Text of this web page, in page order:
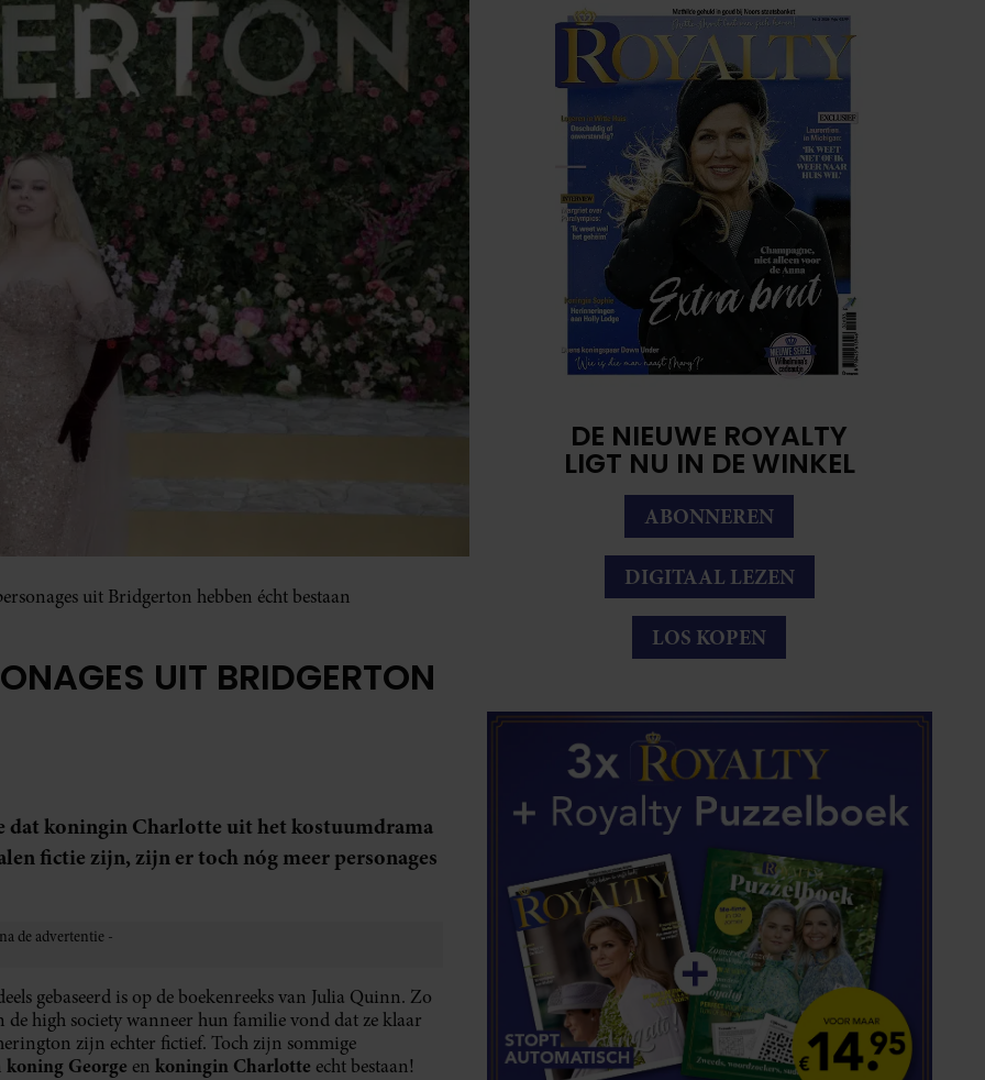
uit Bridgerton hebben écht bestaan
UIT BRIDGERTON
koningin Charlotte uit het kostuumdrama
fictie zijn, zijn er toch nóg meer personages
gebaseerd is op de boekenreeks van Julia Quinn. Zo
high society wanneer hun familie vond dat ze klaar
zijn echter fictief. Toch zijn sommige
koning George en koningin Charlotte echt bestaan!
DE NIEUWE ROYALTY
LIGT NU IN DE WINKEL
ABONNEREN
DIGITAAL LEZEN
LOS KOPEN